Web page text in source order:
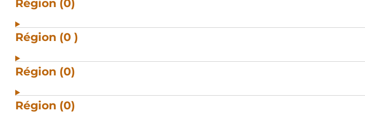
Région (0)
Région (0 )
Région (0)
Région (0)